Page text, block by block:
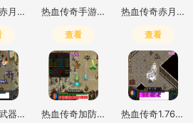
热血传奇赤月峡谷出什么装备好 热血传奇手游你花多少钱一个
查看
热血传奇赤月峡谷广场怎么去右回廊
查看
复古传奇武器幸运值如何提升的 热血传奇加防御的项链叫什么 热血传奇1.76英雄从哪弄